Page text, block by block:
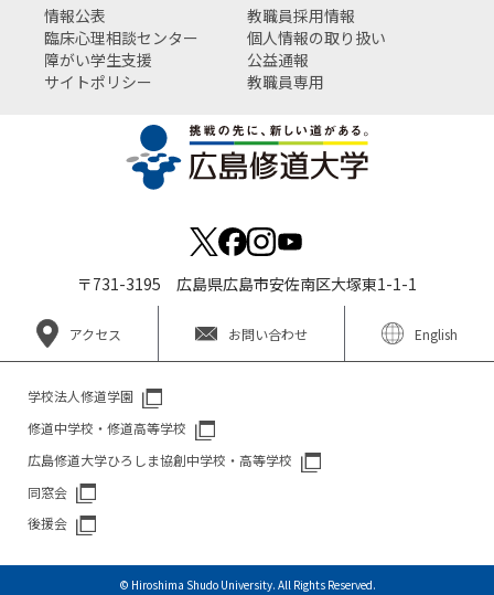
情報公表
教職員採用情報
臨床心理相談センター
個人情報の取り扱い
障がい学生支援
公益通報
サイトポリシー
教職員専用
〒731-3195 広島県広島市安佐南区大塚東1-1-1
アクセス お問い合わせ English
学校法人修道学園
修道中学校・修道高等学校
広島修道大学ひろしま協創中学校・高等学校
同窓会
後援会
© Hiroshima Shudo University. All Rights Reserved.